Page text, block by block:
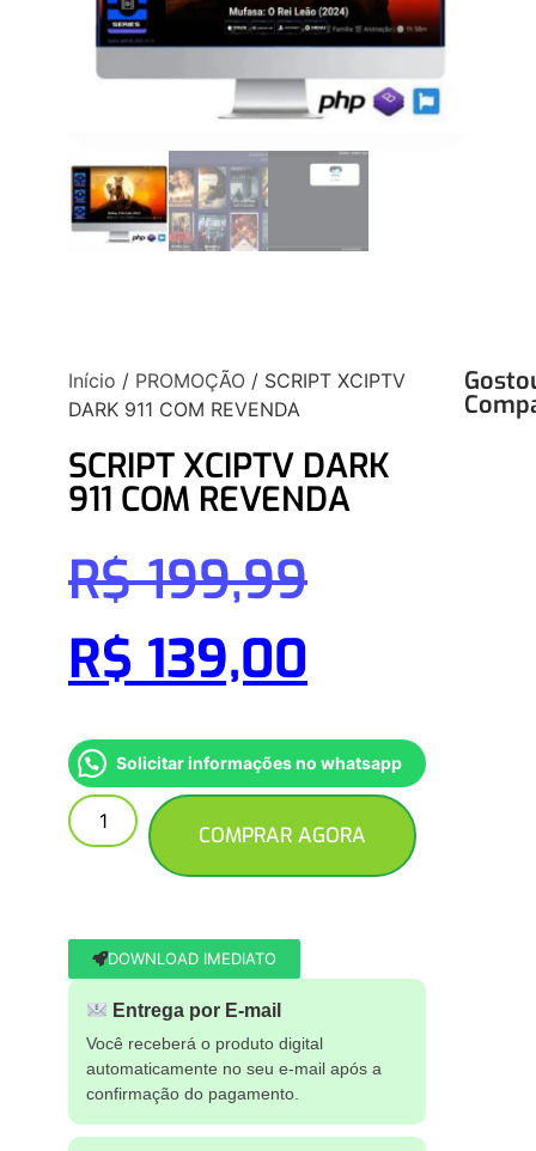
Início / PROMOÇÃO / SCRIPT XCIPTV
DARK 911 COM REVENDA
SCRIPT XCIPTV DARK
911 COM REVENDA
R$199,99
R$ 139,00
Solicitar informações no whatsapp
COMPRAR AGORA
DOWNLOAD IMEDIATO
Entrega por E-mail
Você receberá o produto digital
automaticamente no seu e-mail após a
confirmação do pagamento.